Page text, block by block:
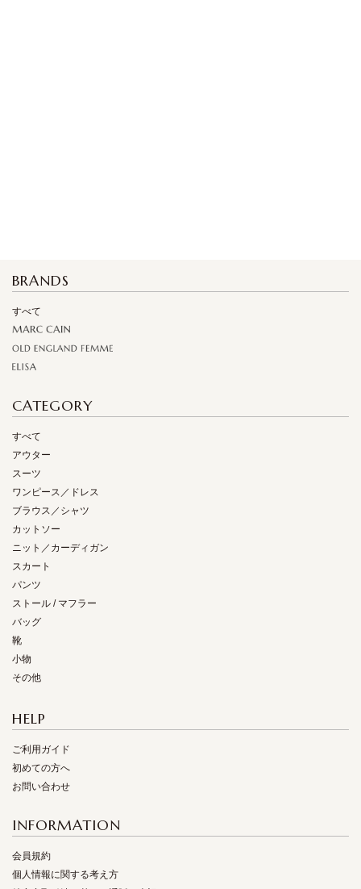
BRANDS
すべて
CATEGORY
すべて
アウター
スーツ
ワンピース／ドレス
ブラウス／シャツ
カットソー
ニット／カーディガン
スカート
パンツ
ストール / マフラー
バッグ
靴
小物
その他
HELP
ご利用ガイド
初めての方へ
お問い合わせ
INFORMATION
会員規約
個人情報に関する考え方